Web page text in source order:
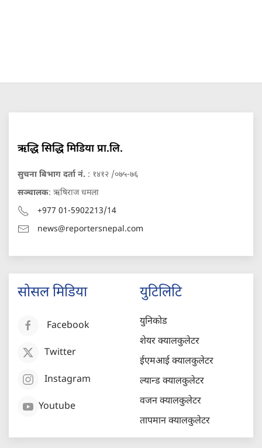
ऋद्धि सिद्धि मिडिया प्रा.लि.
सुचना बिभाग दर्ता नं. : १४१२ /०७५-७६
सञ्चालक: ऋषिराज धमला
+977 01-5902213/14
news@reportersnepal.com
सोसल मिडिया
Facebook
Twitter
Instagram
Youtube
युटिलिटि
युनिकोड
शेयर क्यालकुलेटर
ईएमआई क्यालकुलेटर
ल्यान्ड क्यालकुलेटर
वजन क्यालकुलेटर
तापमान क्यालकुलेटर